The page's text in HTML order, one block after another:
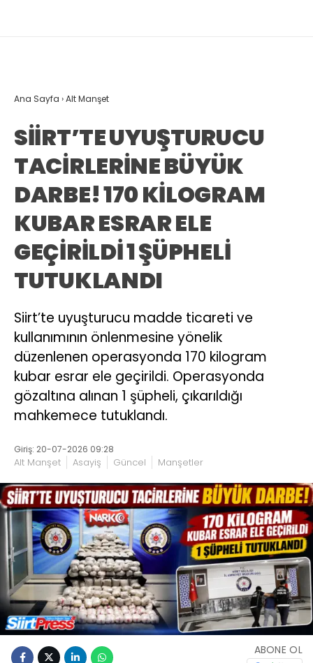
Ana Sayfa ›Alt Manşet
SİİRT’TE UYUŞTURUCU
TACİRLERİNE BÜYÜK
DARBE! 170 KİLOGRAM
KUBAR ESRAR ELE
GEÇİRİLDİ 1 ŞÜPHELİ
TUTUKLANDI
Siirt’te uyuşturucu madde ticareti ve
kullanımının önlenmesine yönelik
düzenlenen operasyonda 170 kilogram
kubar esrar ele geçirildi. Operasyonda
gözaltına alınan 1 şüpheli, çıkarıldığı
mahkemece tutuklandı.
Giriş: 20-07-2026 09:28
Alt Manşet Asayiş Güncel Manşetler
ABONE OL